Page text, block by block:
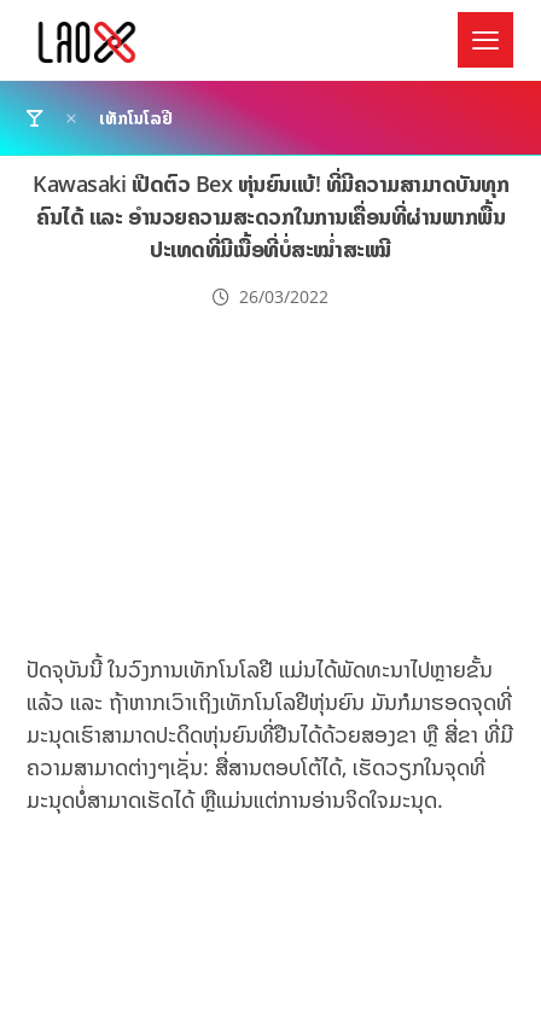
ເທັກໂນໂລຢີ
Kawasaki ເປີດຕົວ Bex ຫຸ່ນຍົນແບ້! ທີ່ມີຄວາມສາມາດບັນທຸກ
ຄົນໄດ້ ແລະ ອຳນວຍຄວາມສະດວກໃນການເຄື່ອນທີ່ຜ່ານພາກພື້ນ
ປະເທດທີ່ມີເນື້ອທີ່ບໍ່ສະໝ່ຳສະເໝີ
26/03/2022
ປັດຈຸບັນນີ້ ໃນວົງການເທັກໂນໂລຢີ ແມ່ນໄດ້ພັດທະນາໄປຫຼາຍຂັ້ນ
ແລ້ວ ແລະ ຖ້າຫາກເວົາເຖິງເທັກໂນໂລຢີຫຸ່ນຍົນ ມັນກໍມາຮອດຈຸດທີ່
ມະນຸດເຮົາສາມາດປະດິດຫຸ່ນຍົນທີ່ຢືນໄດ້ດ້ວຍສອງຂາ ຫຼື ສີ່ຂາ ທີ່ມີ
ຄວາມສາມາດຕ່າງໆເຊັ່ນ: ສື່ສານຕອບໂຕ້ໄດ້, ເຮັດວຽກໃນຈຸດທີ່
ມະນຸດບໍ່ສາມາດເຮັດໄດ້ ຫຼືແມ່ນແຕ່ການອ່ານຈິດໃຈມະນຸດ.